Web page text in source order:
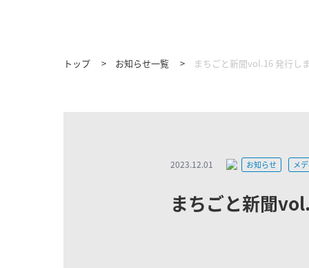
トップ お知らせ一覧 まちごと新聞vol.16 発行し
2023.12.01 お知らせ メ
まちごと新聞